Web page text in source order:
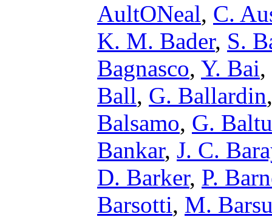
AultONeal, C.
K. M. Bader, S.
Bagnasco, Y. Bai,
Ball, G. Ballardin
Balsamo, G.
Bankar, J. C.
D. Barker, P.
Barsotti, M.